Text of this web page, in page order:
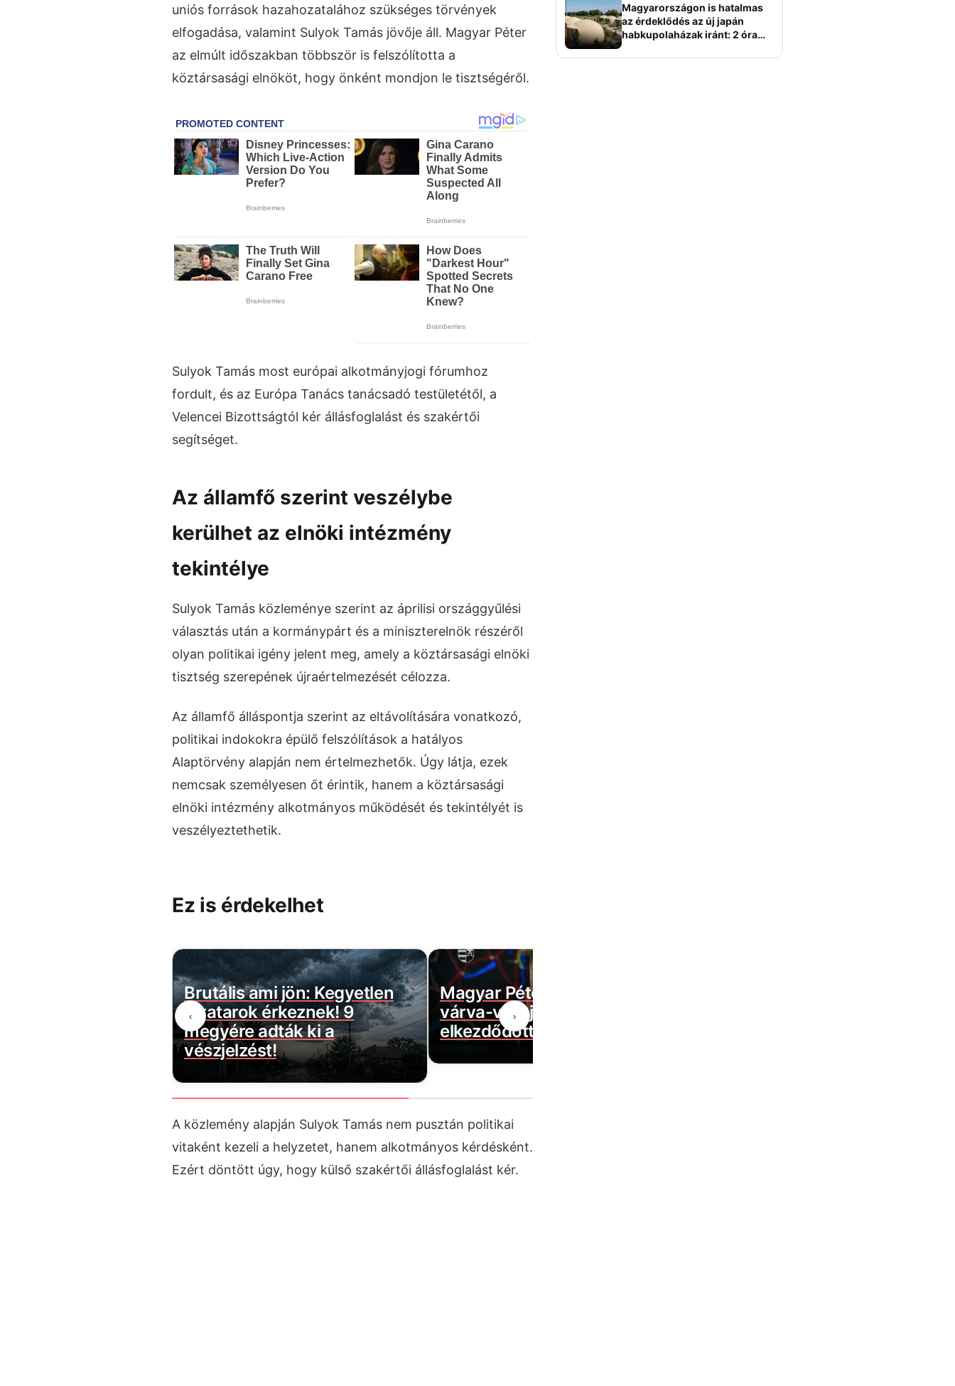
uniós források hazahozatalához szükséges törvények
elfogadása, valamint Sulyok Tamás jövője áll. Magyar Péter
az elmúlt időszakban többször is felszólította a
köztársasági elnököt, hogy önként mondjon le tisztségéről.
Sulyok Tamás most európai alkotmányjogi fórumhoz
fordult, és az Európa Tanács tanácsadó testületétől, a
Velencei Bizottságtól kér állásfoglalást és szakértői
segítséget.
Az államfő szerint veszélybe
kerülhet az elnöki intézmény
tekintélye
Sulyok Tamás közleménye szerint az áprilisi országgyűlési
választás után a kormánypárt és a miniszterelnök részéről
olyan politikai igény jelent meg, amely a köztársasági elnöki
tisztség szerepének újraértelmezését célozza.
Az államfő álláspontja szerint az eltávolítására vonatkozó,
politikai indokokra épülő felszólítások a hatályos
Alaptörvény alapján nem értelmezhetők. Úgy látja, ezek
nemcsak személyesen őt érintik, hanem a köztársasági
elnöki intézmény alkotmányos működését és tekintélyét is
veszélyeztethetik.
Ez is érdekelhet
‹
Brutális ami jön: Kegyetlen
zivatarok érkeznek! 9
megyére adták ki a
vészjelzést!
Magyar Péter bejelentette a
várva-várt jó hírt! Végre
elkezdődött…
›
A közlemény alapján Sulyok Tamás nem pusztán politikai
vitaként kezeli a helyzetet, hanem alkotmányos kérdésként.
Ezért döntött úgy, hogy külső szakértői állásfoglalást kér.
Magyarországon is hatalmas
az érdeklődés az új japán
habkupolaházak iránt: 2 óra
elképesztő áron hirdetik őket